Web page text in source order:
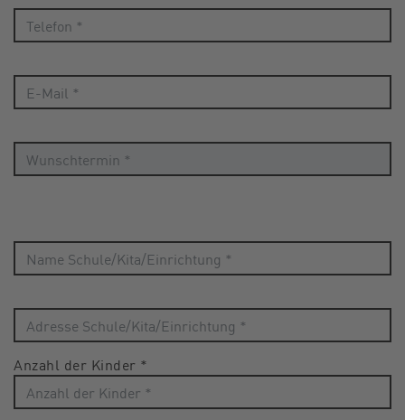
Anzahl der Kinder *